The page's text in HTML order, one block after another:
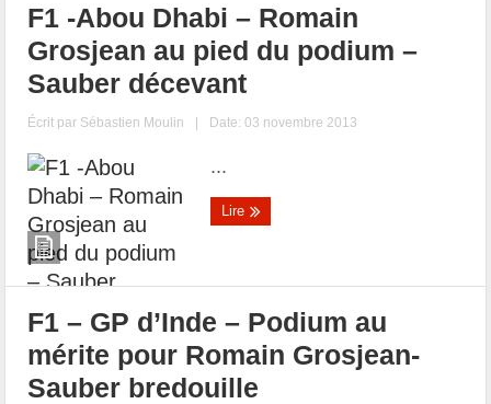
F1 -Abou Dhabi – Romain
Grosjean au pied du podium –
Sauber décevant
Écrit par Sébastien Moulin | Date: 03 novembre 2013
...
Lire
F1 – GP d’Inde – Podium au
mérite pour Romain Grosjean-
Sauber bredouille